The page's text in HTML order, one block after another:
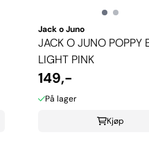
Jack o Juno
JACK O JUNO POPPY
LIGHT PINK
149,-
På lager
Kjøp